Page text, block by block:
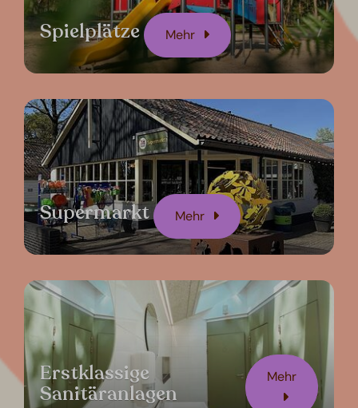
Spielplätze Mehr
Supermarkt Mehr
Erstklassige
Sanitäranlagen
Mehr